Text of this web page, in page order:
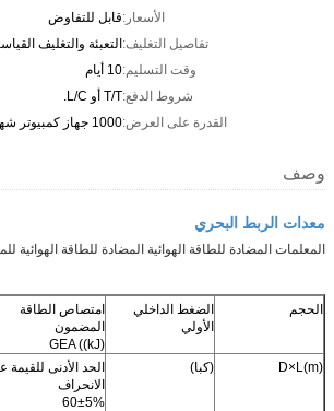
الأسعار:قابل للتفاوض
تفاصيل التغليف:التعبئة والتغليف
وقت التسليم:10 أيام
شروط الدفع:T/T أو L/C.
القدرة على العرض:1000 جهاز كمبيوتر شهريا
وصف
معدات الربط البحري
المعلمات المضادة للطاقة الهوائية المضادة للطاقة الهوائية
الحجم
الضغط الداخلي
الأولي
امتصاص الطاقة
المضمون
GEA ((kJ)
D×L(m)
(كبا)
الحد الأدنى للقيمة
الانحراف
60±5%